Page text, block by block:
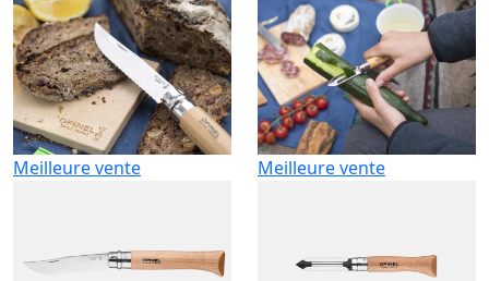
Meilleure vente Meilleure vente